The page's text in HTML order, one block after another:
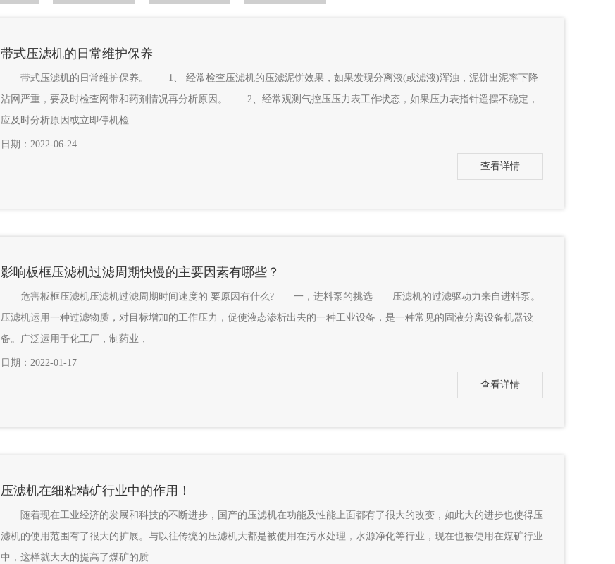
带式压滤机的日常维护保养
带式压滤机的日常维护保养。 1、 经常检查压滤机的压滤泥饼效果，如果发现分离液(或滤液)浑浊，泥饼出泥率下降
沾网严重，要及时检查网带和药剂情况再分析原因。 2、经常观测气控压压力表工作状态，如果压力表指针遥摆不稳定，
应及时分析原因或立即停机检
日期：2022-06-24
查看详情
影响板框压滤机过滤周期快慢的主要因素有哪些？
危害板框压滤机压滤机过滤周期时间速度的 要原因有什么? 一，进料泵的挑选 压滤机的过滤驱动力来自进料泵。
压滤机运用一种过滤物质，对目标增加的工作压力，促使液态渗析出去的一种工业设备，是一种常见的固液分离设备机器设
备。广泛运用于化工厂，制药业，
日期：2022-01-17
查看详情
压滤机在细粘精矿行业中的作用！
随着现在工业经济的发展和科技的不断进步，国产的压滤机在功能及性能上面都有了很大的改变，如此大的进步也使得压
滤机的使用范围有了很大的扩展。与以往传统的压滤机大都是被使用在污水处理，水源净化等行业，现在也被使用在煤矿行业
中，这样就大大的提高了煤矿的质